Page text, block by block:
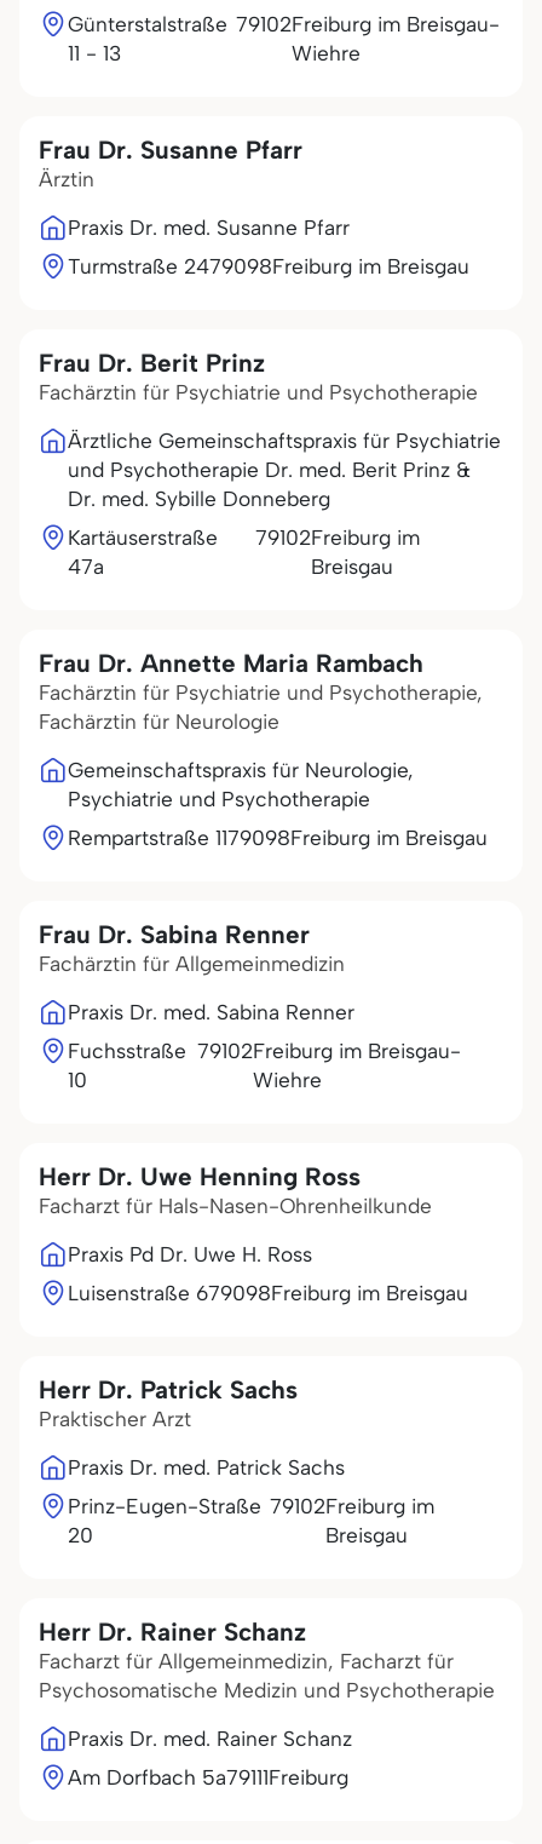
Günterstalstraße
11 - 13
79102Freiburg im Breisgau-
Wiehre
Frau Dr. Susanne Pfarr
Ärztin
Praxis Dr. med. Susanne Pfarr
Turmstraße 2479098Freiburg im Breisgau
Frau Dr. Berit Prinz
Fachärztin für Psychiatrie und Psychotherapie
Ärztliche Gemeinschaftspraxis für Psychiatrie
und Psychotherapie Dr. med. Berit Prinz &
Dr. med. Sybille Donneberg
Kartäuserstraße
47a
79102Freiburg im
Breisgau
Frau Dr. Annette Maria Rambach
Fachärztin für Psychiatrie und Psychotherapie,
Fachärztin für Neurologie
Gemeinschaftspraxis für Neurologie,
Psychiatrie und Psychotherapie
Rempartstraße 1179098Freiburg im Breisgau
Frau Dr. Sabina Renner
Fachärztin für Allgemeinmedizin
Praxis Dr. med. Sabina Renner
Fuchsstraße
10
79102Freiburg im Breisgau-
Wiehre
Herr Dr. Uwe Henning Ross
Facharzt für Hals-Nasen-Ohrenheilkunde
Praxis Pd Dr. Uwe H. Ross
Luisenstraße 679098Freiburg im Breisgau
Herr Dr. Patrick Sachs
Praktischer Arzt
Praxis Dr. med. Patrick Sachs
Prinz-Eugen-Straße
20
79102Freiburg im
Breisgau
Herr Dr. Rainer Schanz
Facharzt für Allgemeinmedizin, Facharzt für
Psychosomatische Medizin und Psychotherapie
Praxis Dr. med. Rainer Schanz
Am Dorfbach 5a79111Freiburg